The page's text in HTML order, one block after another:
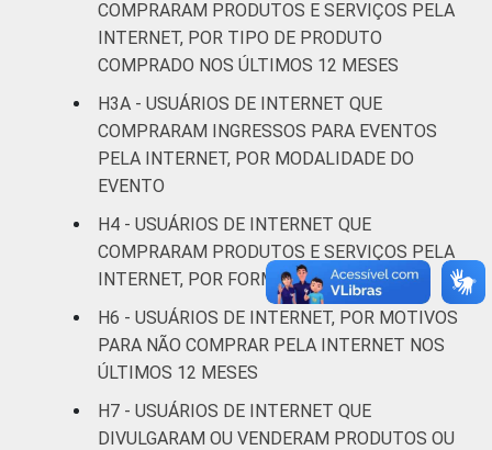
Médio 45
Superior
FAIXA
ETÁRIA
De 10 a 15 anos
De 16 a 24 anos 52
De 25 a 34 anos
De 35 a 44 anos 29 24
De 45 a 59 anos 28
De 60 anos ou mais
RENDA
Até 1 SM 60
COMPRARAM PRODUTOS E SERVIÇOS PELA
INTERNET, POR TIPO DE PRODUTO
COMPRADO NOS ÚLTIMOS 12 MESES
H3A - USUÁRIOS DE INTERNET QUE
COMPRARAM INGRESSOS PARA EVENTOS
PELA INTERNET, POR MODALIDADE DO
EVENTO
H4 - USUÁRIOS DE INTERNET QUE
COMPRARAM PRODUTOS E SERVIÇOS PELA
INTERNET, POR FORMA DE PAGAMENTO
H6 - USUÁRIOS DE INTERNET, POR MOTIVOS
PARA NÃO COMPRAR PELA INTERNET NOS
ÚLTIMOS 12 MESES
H7 - USUÁRIOS DE INTERNET QUE
DIVULGARAM OU VENDERAM PRODUTOS OU